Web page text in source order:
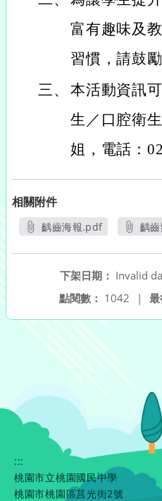
富有趣味及
習慣，請鼓
三、 本活動資訊
生／口腔衛
姐，電話：
相關附件
齲齒海報.pdf
齲
下架日期： Invalid
最
點閱數： 1042 |
:::
桃園市立桃園國民中學
桃園市桃園區莒光街2號